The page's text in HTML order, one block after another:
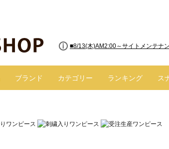
■8/13(木)AM2:00～サイトメンテナ
ブランド カテゴリー ランキング ス